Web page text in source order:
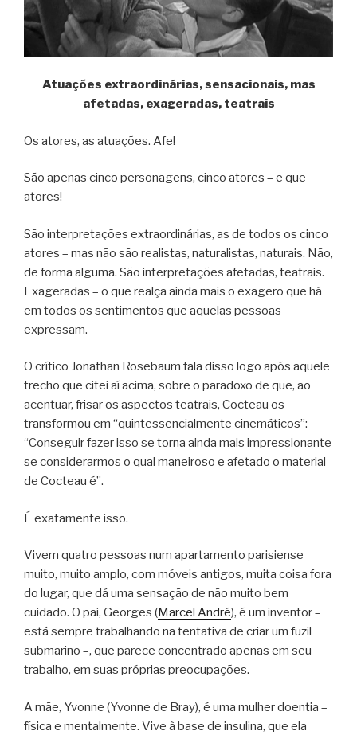
Atuações extraordinárias, sensacionais, mas
afetadas, exageradas, teatrais
Os atores, as atuações. Afe!
São apenas cinco personagens, cinco atores – e que
atores!
São interpretações extraordinárias, as de todos os cinco
atores – mas não são realistas, naturalistas, naturais. Não,
de forma alguma. São interpretações afetadas, teatrais.
Exageradas – o que realça ainda mais o exagero que há
em todos os sentimentos que aquelas pessoas
expressam.
O crítico Jonathan Rosebaum fala disso logo após aquele
trecho que citei aí acima, sobre o paradoxo de que, ao
acentuar, frisar os aspectos teatrais, Cocteau os
transformou em “quintessencialmente cinemáticos”:
“Conseguir fazer isso se torna ainda mais impressionante
se considerarmos o qual maneiroso e afetado o material
de Cocteau é”.
É exatamente isso.
Vivem quatro pessoas num apartamento parisiense
muito, muito amplo, com móveis antigos, muita coisa fora
do lugar, que dá uma sensação de não muito bem
cuidado. O pai, Georges (Marcel André), é um inventor –
está sempre trabalhando na tentativa de criar um fuzil
submarino –, que parece concentrado apenas em seu
trabalho, em suas próprias preocupações.
A mãe, Yvonne (Yvonne de Bray), é uma mulher doentia –
física e mentalmente. Vive à base de insulina, que ela